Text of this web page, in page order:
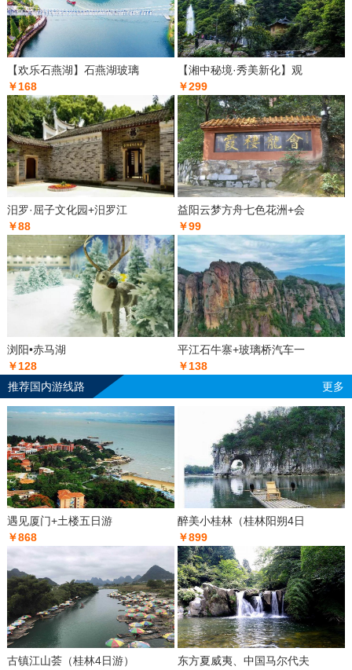
【欢乐石燕湖】石燕湖玻璃
￥168
【湘中秘境·秀美新化】观
￥299
汨罗·屈子文化园+汨罗江
￥88
益阳云梦方舟七色花洲+会
￥99
浏阳•赤马湖
￥128
平江石牛寨+玻璃桥汽车一
￥138
推荐国内游线路
更多
遇见厦门+土楼五日游
￥868
醉美小桂林（桂林阳朔4日
￥899
古镇江山荟（桂林4日游）
东方夏威夷、中国马尔代夫